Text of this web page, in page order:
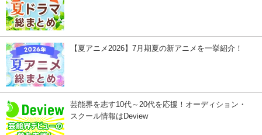
【夏アニメ2026】7月期夏の新アニメを一挙紹介！
芸能界を志す10代～20代を応援！オーディション・
スクール情報はDeview